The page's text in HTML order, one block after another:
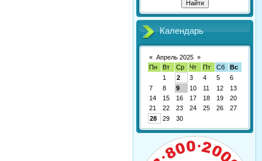
Календарь
« Апрель 2025 »
Пн
Вт Ср Чт Пт Сб
Вс
1
2 3 4 5
6
7
8 9 10 11 12
13
14
15 16 17 18 19
20
21
22 23 24 25 26
27
28
29 30